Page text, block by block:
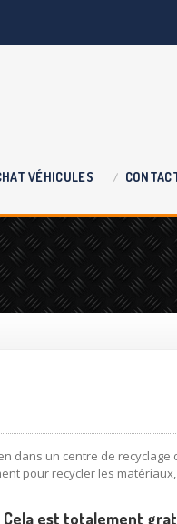
VÉHICULES
dans un centre de
pour recycler les
est totalement